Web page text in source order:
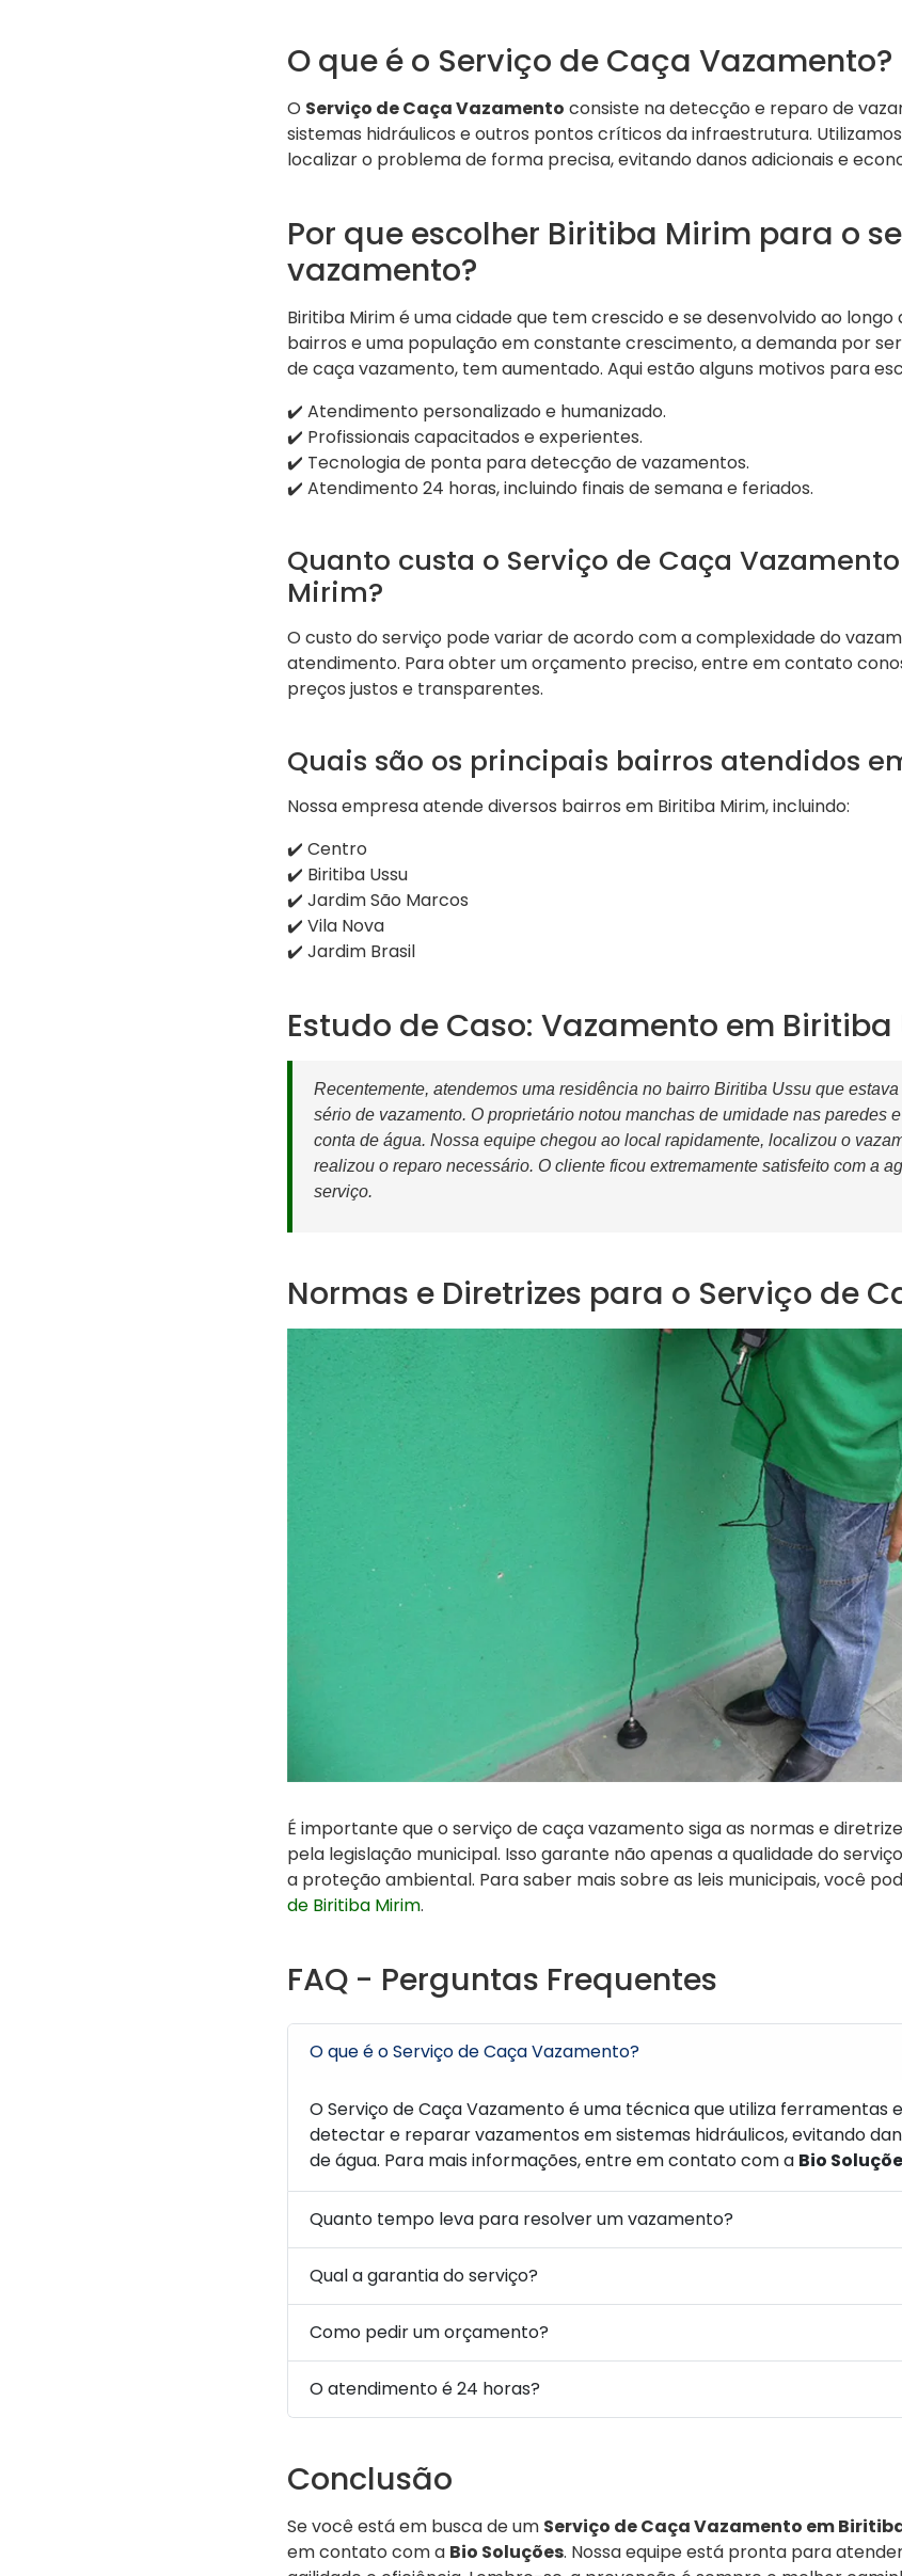
O que é o Serviço de Caça Vazamento?
O Serviço de Caça Vazamento consiste na detecção e reparo de
sistemas hidráulicos e outros pontos críticos da infraestrutura.
localizar o problema de forma precisa, evitando danos adicionais e
Por que escolher Biritiba Mirim para o
vazamento?
Biritiba Mirim é uma cidade que tem crescido e se desenvolvido ao longo
bairros e uma população em constante crescimento, a demanda por
de caça vazamento, tem aumentado. Aqui estão alguns motivos para
✔️ Atendimento personalizado e humanizado.
✔️ Profissionais capacitados e experientes.
✔️ Tecnologia de ponta para detecção de vazamentos.
✔️ Atendimento 24 horas, incluindo finais de semana e feriados.
Quanto custa o Serviço de Caça
Mirim?
O custo do serviço pode variar de acordo com a complexidade do
atendimento. Para obter um orçamento preciso, entre em contato
preços justos e transparentes.
Quais são os principais bairros atendidos
Nossa empresa atende diversos bairros em Biritiba Mirim, incluindo:
✔️ Centro
✔️ Biritiba Ussu
✔️ Jardim São Marcos
✔️ Vila Nova
✔️ Jardim Brasil
Estudo de Caso: Vazamento em Biritiba
Recentemente, atendemos uma residência no bairro Biritiba Ussu que
sério de vazamento. O proprietário notou manchas de umidade nas paredes
conta de água. Nossa equipe chegou ao local rapidamente, localizou o
realizou o reparo necessário. O cliente ficou extremamente satisfeito com a
serviço.
Normas e Diretrizes para o Serviço de
É importante que o serviço de caça vazamento siga as normas e
pela legislação municipal. Isso garante não apenas a qualidade do
a proteção ambiental. Para saber mais sobre as leis municipais, você
de Biritiba Mirim.
FAQ - Perguntas Frequentes
O que é o Serviço de Caça Vazamento?
O Serviço de Caça Vazamento é uma técnica que utiliza ferramentas
detectar e reparar vazamentos em sistemas hidráulicos, evitando
de água. Para mais informações, entre em contato com a Bio
Quanto tempo leva para resolver um vazamento?
Qual a garantia do serviço?
Como pedir um orçamento?
O atendimento é 24 horas?
Conclusão
Se você está em busca de um Serviço de Caça Vazamento em
em contato com a Bio Soluções. Nossa equipe está pronta para